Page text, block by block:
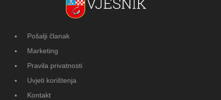
Pošalji članak
Marketing
Pravila privatnosti
Uvjeti korištenja
Kontakt